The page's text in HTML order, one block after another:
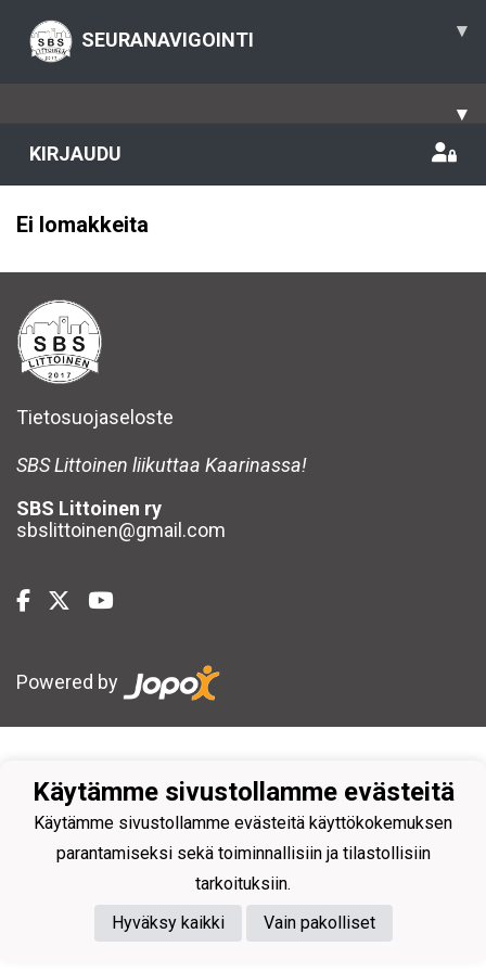
SEURANAVIGOINTI ▾
▾
KIRJAUDU
Ei lomakkeita
Tietosuojaseloste
SBS Littoinen liikuttaa Kaarinassa!
SBS Littoinen ry
sbslittoinen@gmail.com
Powered by
Käytämme sivustollamme evästeitä
Käytämme sivustollamme evästeitä käyttökokemuksen
parantamiseksi sekä toiminnallisiin ja tilastollisiin
tarkoituksiin.
Hyväksy kaikki
Vain pakolliset